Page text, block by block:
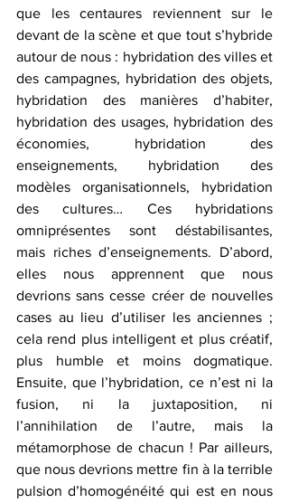
que les centaures reviennent sur le
devant de la scène et que tout s’hybride
autour de nous : hybridation des villes et
des campagnes, hybridation des objets,
hybridation des manières d’habiter,
hybridation des usages, hybridation des
économies, hybridation des
enseignements, hybridation des
modèles organisationnels, hybridation
des cultures… Ces hybridations
omniprésentes sont déstabilisantes,
mais riches d’enseignements. D’abord,
elles nous apprennent que nous
devrions sans cesse créer de nouvelles
cases au lieu d’utiliser les anciennes ;
cela rend plus intelligent et plus créatif,
plus humble et moins dogmatique.
Ensuite, que l’hybridation, ce n’est ni la
fusion, ni la juxtaposition, ni
l’annihilation de l’autre, mais la
métamorphose de chacun ! Par ailleurs,
que nous devrions mettre fin à la terrible
pulsion d’homogénéité qui est en nous